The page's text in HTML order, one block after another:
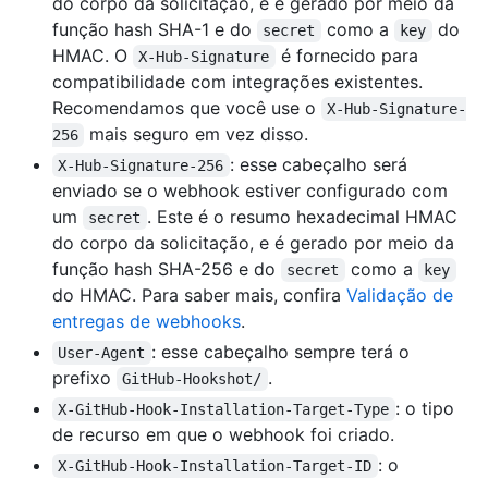
função hash SHA-1 e do
secret como a key
do
HMAC. O
X-Hub-Signature
é fornecido para
compatibilidade com integrações existentes.
Recomendamos que você use o
X-Hub-Signature-
256
mais seguro em vez disso.
X-Hub-Signature-256 : esse cabeçalho será
enviado se o webhook estiver configurado com
um
secret . Este é o resumo hexadecimal HMAC
do corpo da solicitação, e é gerado por meio da
função hash SHA-256 e do
secret como a key
do HMAC. Para saber mais, confira Validação de
entregas de webhooks.
User-Agent : esse cabeçalho sempre terá o
prefixo
GitHub-Hookshot/ .
X-GitHub-Hook-Installation-Target-Type : o tipo
de recurso em que o webhook foi criado.
X-GitHub-Hook-Installation-Target-ID : o